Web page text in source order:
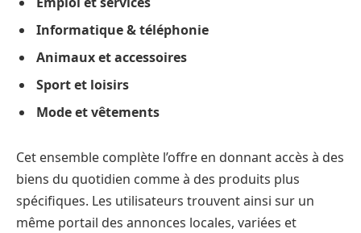
Informatique & téléphonie
Animaux et accessoires
Sport et loisirs
Mode et vêtements
Cet ensemble complète l’offre en donnant accès à des
biens du quotidien comme à des produits plus
spécifiques. Les utilisateurs trouvent ainsi sur un
même portail des annonces locales, variées et